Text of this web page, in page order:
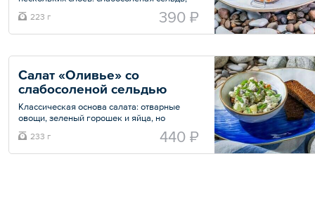
сладкая отварная свекла, морковь и
картофель с добавлением зеленого лука и
молотого перца. Заправляется домашним
223 г 390 ₽
Салат «Оливье» со
слабосоленой сельдью
Классическая основа салата: отварные
овощи, зеленый горошек и яйца, но
особенный вкус придают слабосоленая
сельдь и зеленый лук.
233 г 440 ₽